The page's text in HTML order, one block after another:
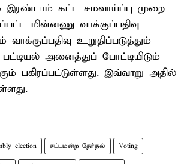
இரண்டாம் கட்ட சமவாய்ப்பு முறை
மின்னணு வாக்குப்பதிவு
உறுதிப்படுத்தும்
அனைத்துப் போட்டியிடும்
பகிரப்பட்டுள்ளது. இவ்வாறு அதில்
election சட்டமன்ற தேர்தல் Voting